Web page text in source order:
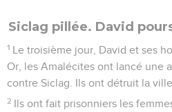
Siclag pillée. David
1 Le troisième jour, David et ses
Or, les Amalécites ont lancé une
contre Siclag. Ils ont détruit la
2 Ils ont fait prisonniers les